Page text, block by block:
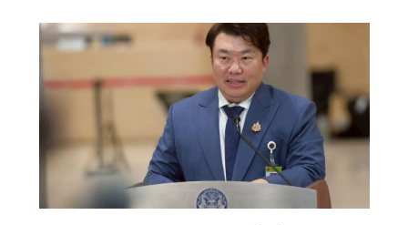
เคลื่อนธุรกิจสู่ Green Mobility เร่งขยายพอร์ตรถโดยสาร EV
สร้างการเติบโตและความเชื่อมั่นด้าน ESG ในระยะยาว